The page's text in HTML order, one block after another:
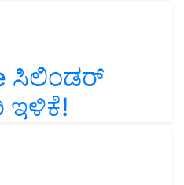
ಸಿಲಿಂಡರ್‌
ಇಳಿಕೆ!